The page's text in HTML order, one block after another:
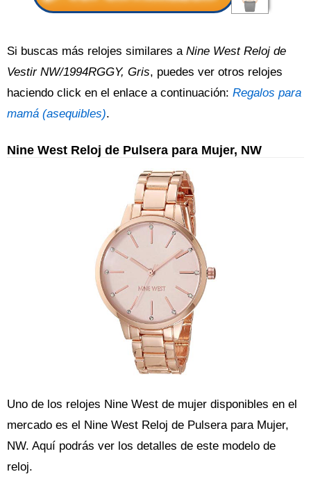
Si buscas más relojes similares a Nine West Reloj de
Vestir NW/1994RGGY, Gris, puedes ver otros relojes
haciendo click en el enlace a continuación: Regalos para
mamá (asequibles).
Nine West Reloj de Pulsera para Mujer, NW
Uno de los relojes Nine West de mujer disponibles en el
mercado es el Nine West Reloj de Pulsera para Mujer,
NW. Aquí podrás ver los detalles de este modelo de
reloj.